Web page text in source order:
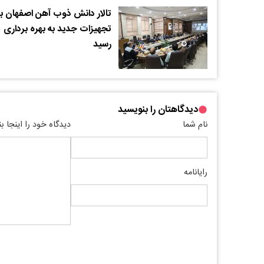
تالار دانش ذوب آهن اصفهان
تجهیزات جدید به بهره برداری
رسید
دیدگاهتان را بنویسید
نام شما
رایانامه
دیدگاه خود را اینجا